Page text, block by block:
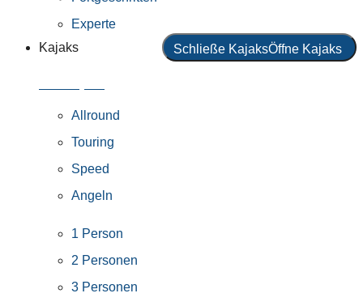
Experte
Kajaks
Schließe KajaksÖffne Kajaks
Allround
Touring
Speed
Angeln
1 Person
2 Personen
3 Personen